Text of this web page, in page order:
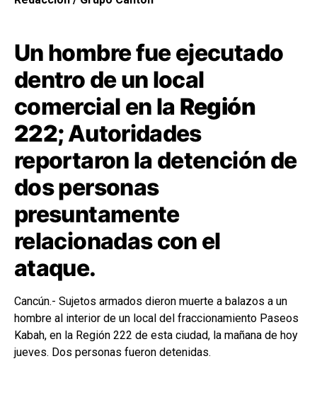
Un hombre fue ejecutado
dentro de un local
comercial en la Región
222;Autoridades
reportaron la detención de
dos personas
presuntamente
relacionadas con el
ataque.
Cancún.- Sujetos armados dieron muerte a balazos a un
hombre al interior de un local del fraccionamiento Paseos
Kabah, en la Región 222 de esta ciudad, la mañana de hoy
jueves. Dos personas fueron detenidas.